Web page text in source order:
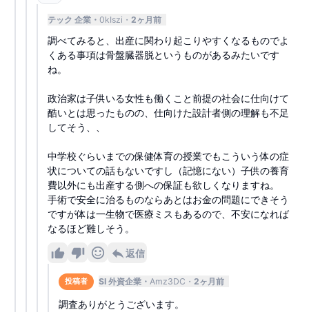
テック 企業 0kIszi 2ヶ月前
調べてみると、出産に関わり起こりやすくなるものでよ
くある事項は骨盤臓器脱というものがあるみたいです
ね。
政治家は子供いる女性も働くこと前提の社会に仕向けて
酷いとは思ったものの、仕向けた設計者側の理解も不足
してそう、、
中学校ぐらいまでの保健体育の授業でもこういう体の症
状についての話もないですし（記憶にない）子供の養育
費以外にも出産する側への保証も欲しくなりますね。
手術で安全に治るものならあとはお金の問題にできそう
ですが体は一生物で医療ミスもあるので、不安になれば
なるほど難しそう。
返信
投稿者 SI 外資企業 Amz3DC 2ヶ月前
調査ありがとうございます。